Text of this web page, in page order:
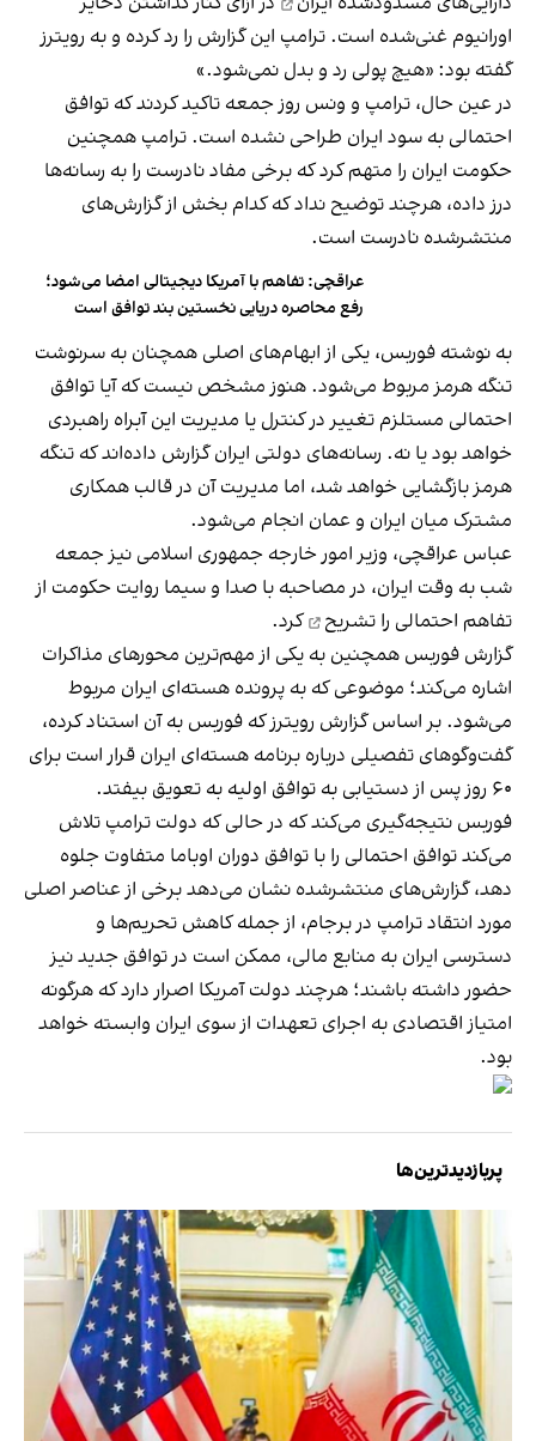
اورانیوم غنی‌شده است. ترامپ این گزارش را رد کرده و به رویترز
گفته بود: «هیچ پولی رد و بدل نمی‌شود.»
در عین حال، ترامپ و ونس روز جمعه تاکید کردند که توافق
احتمالی به سود ایران طراحی نشده است. ترامپ همچنین
حکومت ایران را متهم کرد که برخی مفاد نادرست را به رسانه‌ها
درز داده، هرچند توضیح نداد که کدام بخش از گزارش‌های
منتشرشده نادرست است.
عراقچی: تفاهم با آمریکا دیجیتالی امضا می‌شود؛
رفع محاصره دریایی نخستین بند توافق است
به نوشته فوربس، یکی از ابهام‌های اصلی همچنان به سرنوشت
تنگه هرمز مربوط می‌شود. هنوز مشخص نیست که آیا توافق
احتمالی مستلزم تغییر در کنترل یا مدیریت این آبراه راهبردی
خواهد بود یا نه. رسانه‌های دولتی ایران گزارش داده‌اند که تنگه
هرمز بازگشایی خواهد شد، اما مدیریت آن در قالب همکاری
مشترک میان ایران و عمان انجام می‌شود.
عباس عراقچی، وزیر امور خارجه جمهوری اسلامی نیز جمعه
شب به وقت ایران، در مصاحبه با صدا و سیما روایت حکومت از
تفاهم احتمالی را تشریح
کرد.
گزارش فوربس همچنین به یکی از مهم‌ترین محورهای مذاکرات
اشاره می‌کند؛ موضوعی که به پرونده هسته‌ای ایران مربوط
می‌شود. بر اساس گزارش رویترز که فوربس به آن استناد کرده،
گفت‌وگوهای تفصیلی درباره برنامه هسته‌ای ایران قرار است برای
۶۰ روز پس از دستیابی به توافق اولیه به تعویق بیفتد.
فوربس نتیجه‌گیری می‌کند که در حالی که دولت ترامپ تلاش
می‌کند توافق احتمالی را با توافق دوران اوباما متفاوت جلوه
دهد، گزارش‌های منتشرشده نشان می‌دهد برخی از عناصر اصلی
مورد انتقاد ترامپ در برجام، از جمله کاهش تحریم‌ها و
دسترسی ایران به منابع مالی، ممکن است در توافق جدید نیز
حضور داشته باشند؛ هرچند دولت آمریکا اصرار دارد که هرگونه
امتیاز اقتصادی به اجرای تعهدات از سوی ایران وابسته خواهد
بود.
پربازدیدترین‌ها